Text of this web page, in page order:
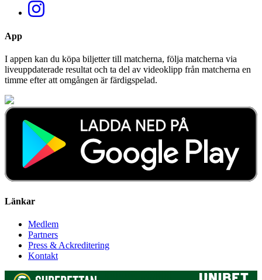
App
I appen kan du köpa biljetter till matcherna, följa matcherna via
liveuppdaterade resultat och ta del av videoklipp från matcherna en
timme efter att omgången är färdigspelad.
Länkar
Medlem
Partners
Press & Ackreditering
Kontakt